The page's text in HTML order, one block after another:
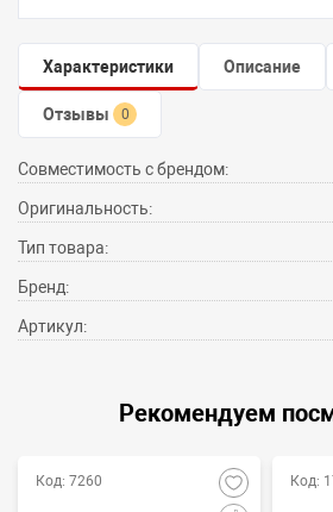
Характеристики Описание
Отзывы 0
Совместимость с брендом:
Оригинальность:
Тип товара:
Бренд:
Артикул:
Рекомендуем
Код: 7260 Код: